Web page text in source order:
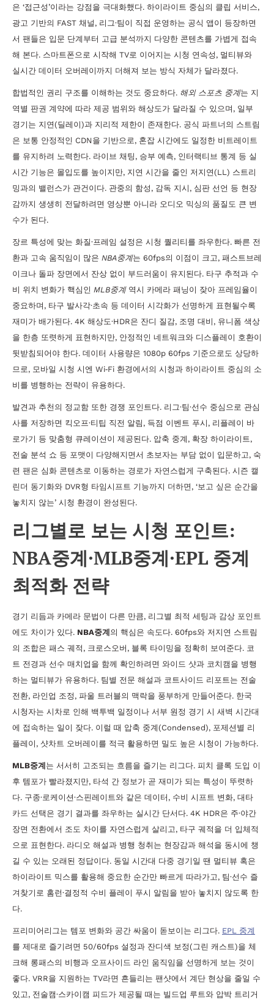
은 ‘접근성’이라는 강점을 극대화했다. 하이라이트 중심의 클립 서비스,
광고 기반의 FAST 채널, 리그·팀이 직접 운영하는 공식 앱이 등장하면
서 팬들은 입문 단계부터 고급 분석까지 다양한 콘텐츠를 가볍게 접속
해 본다. 스마트폰으로 시작해 TV로 이어지는 시청 연속성, 멀티뷰와
실시간 데이터 오버레이까지 더해져 보는 방식 자체가 달라졌다.
합법적인 권리 구조를 이해하는 것도 중요하다. 해외 스포츠 중계는 지
역별 판권 계약에 따라 제공 범위와 해상도가 달라질 수 있으며, 일부
경기는 지연(딜레이)과 지리적 제한이 존재한다. 공식 파트너의 스트림
은 보통 안정적인 CDN을 기반으로, 혼잡 시간에도 일정한 비트레이트
를 유지하려 노력한다. 라이브 채팅, 승부 예측, 인터랙티브 통계 등 실
시간 기능은 몰입도를 높이지만, 지연 시간을 줄인 저지연(LL) 스트리
밍과의 밸런스가 관건이다. 관중의 함성, 감독 지시, 심판 선언 등 현장
감까지 생생히 전달하려면 영상뿐 아니라 오디오 믹싱의 품질도 큰 변
수가 된다.
장르 특성에 맞는 화질·프레임 설정은 시청 퀄리티를 좌우한다. 빠른 전
환과 고속 움직임이 많은 NBA중계는 60fps의 이점이 크고, 패스트브레
이크나 돌파 장면에서 잔상 없이 부드러움이 유지된다. 타구 추적과 수
비 위치 변화가 핵심인 MLB중계역시 카메라 패닝이 잦아 프레임율이
중요하며, 타구 발사각·초속 등 데이터 시각화가 선명하게 표현될수록
재미가 배가된다. 4K 해상도·HDR은 잔디 질감, 조명 대비, 유니폼 색상
을 한층 또렷하게 표현하지만, 안정적인 네트워크와 디스플레이 호환이
뒷받침되어야 한다. 데이터 사용량은 1080p 60fps 기준으로도 상당하
므로, 모바일 시청 시엔 Wi‑Fi 환경에서의 시청과 하이라이트 중심의 소
비를 병행하는 전략이 유용하다.
발견과 추천의 정교함 또한 경쟁 포인트다. 리그·팀·선수 중심으로 관심
사를 저장하면 킥오프·티팁 직전 알림, 득점 이벤트 푸시, 리플레이 바
로가기 등 맞춤형 큐레이션이 제공된다. 압축 중계, 확장 하이라이트,
전술 분석 쇼 등 포맷이 다양해지면서 초보자는 부담 없이 입문하고, 숙
련 팬은 심화 콘텐츠로 이동하는 경로가 자연스럽게 구축된다. 시즌 캘
린더 동기화와 DVR형 타임시프트 기능까지 더하면, ‘보고 싶은 순간을
놓치지 않는’ 시청 환경이 완성된다.
리그별로 보는 시청 포인트:
NBA중계·MLB중계·EPL 중계
최적화 전략
경기 리듬과 카메라 문법이 다른 만큼, 리그별 최적 세팅과 감상 포인트
에도 차이가 있다. NBA중계 의 핵심은 속도다. 60fps와 저지연 스트림
의 조합은 패스 궤적, 크로스오버, 블록 타이밍을 정확히 보여준다. 코
트 전경과 선수 매치업을 함께 확인하려면 와이드 샷과 코치캠을 병행
하는 멀티뷰가 유용하다. 팀별 전문 해설과 코트사이드 리포트는 전술
전환, 라인업 조정, 파울 트러블의 맥락을 풍부하게 만들어준다. 한국
시청자는 시차로 인해 백투백 일정이나 서부 원정 경기 시 새벽 시간대
에 접속하는 일이 잦다. 이럴 때 압축 중계(Condensed), 포제션별 리
플레이, 샷차트 오버레이를 적극 활용하면 밀도 높은 시청이 가능하다.
MLB중계 는 서서히 고조되는 흐름을 즐기는 리그다. 피치 클록 도입 이
후 템포가 빨라졌지만, 타석 간 정보가 곧 재미가 되는 특성이 뚜렷하
다. 구종·로케이션·스핀레이트와 같은 데이터, 수비 시프트 변화, 대타
카드 선택은 경기 결과를 좌우하는 실시간 단서다. 4K HDR은 주·야간
장면 전환에서 조도 차이를 자연스럽게 살리고, 타구 궤적을 더 입체적
으로 표현한다. 라디오 해설과 병행 청취는 현장감과 해석을 동시에 챙
길 수 있는 오래된 정답이다. 동일 시간대 다중 경기일 땐 멀티뷰 혹은
하이라이트 믹스를 활용해 중요한 순간만 빠르게 따라가고, 팀·선수 즐
겨찾기로 홈런·결정적 수비 플레이 푸시 알림을 받아 놓치지 않도록 한
다.
프리미어리그는 템포 변화와 공간 싸움이 돋보이는 리그다. EPL 중계
를 제대로 즐기려면 50/60fps 설정과 잔디색 보정(그린 캐스트)을 체
크해 롱패스의 비행과 오프사이드 라인 움직임을 선명하게 보는 것이
좋다. VRR을 지원하는 TV라면 흔들리는 팬샷에서 계단 현상을 줄일 수
있고, 전술캠·스카이캠 피드가 제공될 때는 빌드업 루트와 압박 트리거